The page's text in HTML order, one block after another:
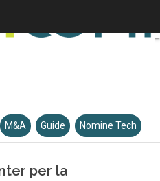
M&A Guide Nomine Tech
per la